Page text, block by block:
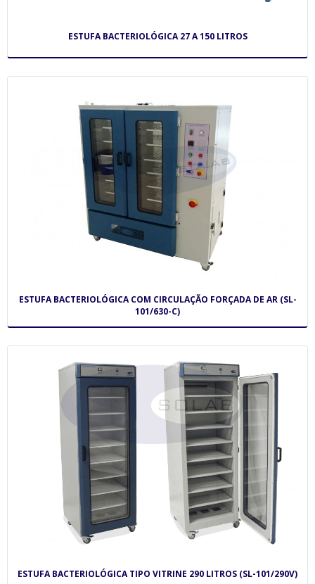
ESTUFA BACTERIOLÓGICA 27 A 150 LITROS
ESTUFA BACTERIOLÓGICA COM CIRCULAÇÃO FORÇADA DE AR (SL-
101/630-C)
ESTUFA BACTERIOLÓGICA TIPO VITRINE 290 LITROS (SL-101/290V)